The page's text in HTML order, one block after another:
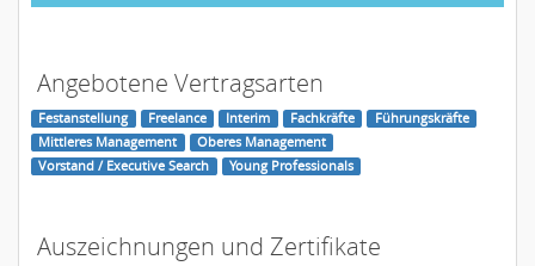
Angebotene Vertragsarten
Festanstellung Freelance Interim Fachkräfte
Führungskräfte
Mittleres Management
Oberes Management
Vorstand / Executive Search
Young Professionals
Auszeichnungen und Zertifikate